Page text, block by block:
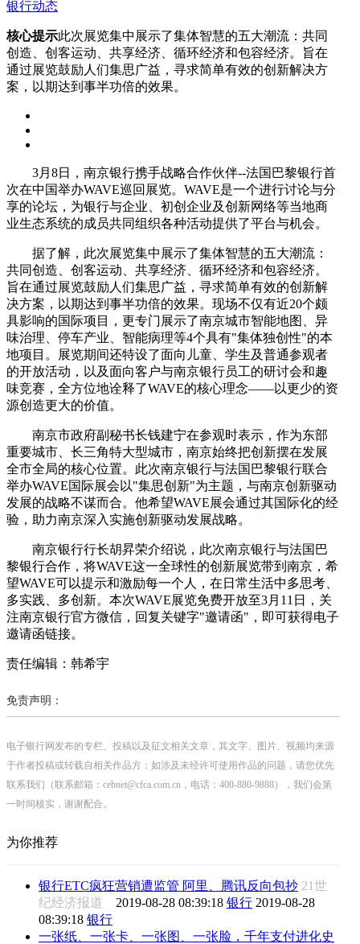
银行动态
核心提示此次展览集中展示了集体智慧的五大潮流：共同
创造、创客运动、共享经济、循环经济和包容经济。旨在
通过展览鼓励人们集思广益，寻求简单有效的创新解决方
案，以期达到事半功倍的效果。
3月8日，南京银行携手战略合作伙伴--法国巴黎银行首
次在中国举办WAVE巡回展览。WAVE是一个进行讨论与分
享的论坛，为银行与企业、初创企业及创新网络等当地商
业生态系统的成员共同组织各种活动提供了平台与机会。
据了解，此次展览集中展示了集体智慧的五大潮流：
共同创造、创客运动、共享经济、循环经济和包容经济。
旨在通过展览鼓励人们集思广益，寻求简单有效的创新解
决方案，以期达到事半功倍的效果。现场不仅有近20个颇
具影响的国际项目，更专门展示了南京城市智能地图、异
味治理、停车产业、智能病理等4个具有"集体独创性"的本
地项目。展览期间还特设了面向儿童、学生及普通参观者
的开放活动，以及面向客户与南京银行员工的研讨会和趣
味竞赛，全方位地诠释了WAVE的核心理念——以更少的资
源创造更大的价值。
南京市政府副秘书长钱建宁在参观时表示，作为东部
重要城市、长三角特大型城市，南京始终把创新摆在发展
全市全局的核心位置。此次南京银行与法国巴黎银行联合
举办WAVE国际展会以"集思创新"为主题，与南京创新驱动
发展的战略不谋而合。他希望WAVE展会通过其国际化的经
验，助力南京深入实施创新驱动发展战略。
南京银行行长胡昇荣介绍说，此次南京银行与法国巴
黎银行合作，将WAVE这一全球性的创新展览带到南京，希
望WAVE可以提示和激励每一个人，在日常生活中多思考、
多实践、多创新。本次WAVE展览免费开放至3月11日，关
注南京银行官方微信，回复关键字"邀请函"，即可获得电子
邀请函链接。
责任编辑：韩希宇
免责声明：
电子银行网发布的专栏、投稿以及征文相关文章，其文字、图片、视频均来源
于作者投稿或转载自相关作品方；如涉及未经许可使用作品的问题，请您优先
联系我们（联系邮箱：cebnet@cfca.com.cn，电话：400-880-9888），我们会第
一时间核实，谢谢配合。
为你推荐
银行ETC疯狂营销遭监管 阿里、腾讯反向包抄 21世
纪经济报道 2019-08-28 08:39:18 银行 2019-08-28
08:39:18 银行
一张纸、一张卡、一张图、一张脸，千年支付进化史